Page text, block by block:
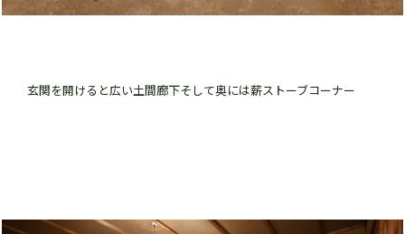
玄関を開けると広い土間廊下そして奥には薪ストーブコーナー